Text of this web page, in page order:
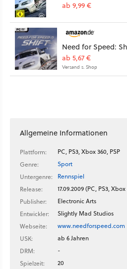
ab 9,99 €
Need for Speed:
ab 5,67 €
Versand s. Shop
Allgemeine Informationen
Plattform:
PC, PS3, Xbox 360, PSP
Genre:
Sport
Untergenre:
Rennspiel
Release:
17.09.2009 (PC, PS3,
Publisher:
Electronic Arts
Entwickler:
Slightly Mad Studios
Webseite:
www.needforspeed.com
USK:
ab 6 Jahren
DRM:
-
Spielzeit:
20